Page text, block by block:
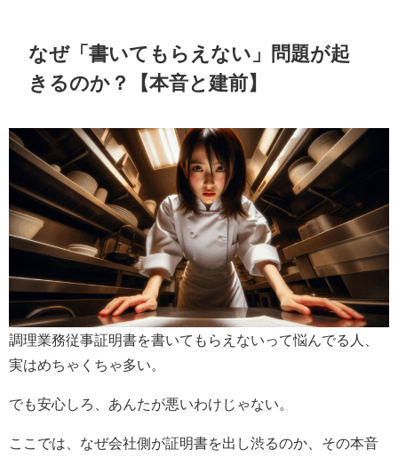
なぜ「書いてもらえない」問題が起
きるのか？【本音と建前】
調理業務従事証明書を書いてもらえないって悩んでる人、
実はめちゃくちゃ多い。
でも安心しろ、あんたが悪いわけじゃない。
ここでは、なぜ会社側が証明書を出し渋るのか、その本音